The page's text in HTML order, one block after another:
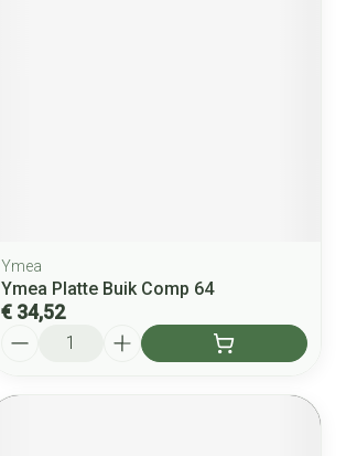
Ymea
Ymea Platte Buik Comp 64
€ 34,52